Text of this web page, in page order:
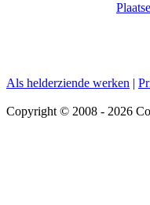
Als helderziende werken |
Copyright © 2008 - 2026